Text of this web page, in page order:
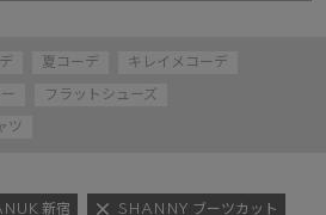
夏コーデ キレイメコーデ
フラットシューズ
ツ
新宿 SHANNY ブーツカット